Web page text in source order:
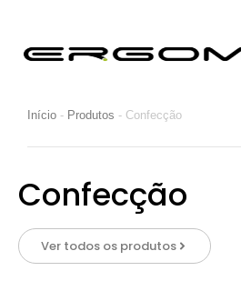
Início - Produtos - Confecção
Confecção
Ver todos os produtos